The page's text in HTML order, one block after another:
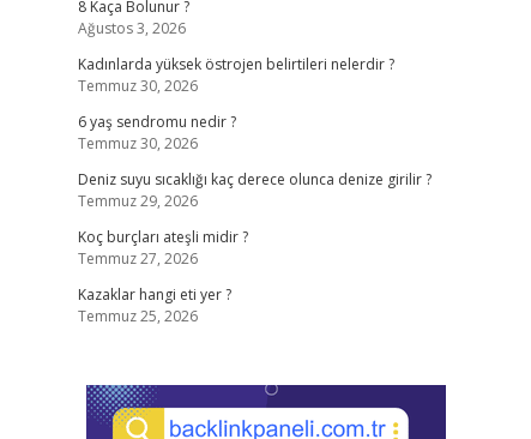
8 Kaça Bolunur ?
Ağustos 3, 2026
Kadınlarda yüksek östrojen belirtileri nelerdir ?
Temmuz 30, 2026
6 yaş sendromu nedir ?
Temmuz 30, 2026
Deniz suyu sıcaklığı kaç derece olunca denize girilir ?
Temmuz 29, 2026
Koç burçları ateşli midir ?
Temmuz 27, 2026
Kazaklar hangi eti yer ?
Temmuz 25, 2026